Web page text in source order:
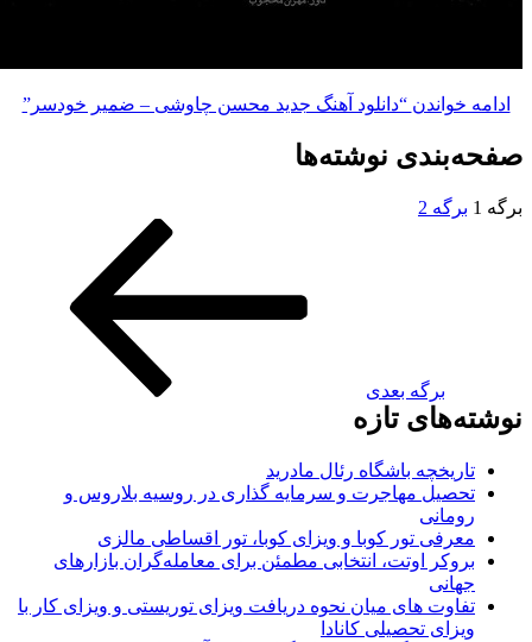
“دانلود آهنگ جدید محسن چاوشی – ضمیر خودسر”
نوشته‌ها
2
برگه بعدی
تازه
باشگاه رئال مادرید
مهاجرت و سرمایه گذاری در روسیه بلاروس و
تور کوبا و ویزای کوبا، تور اقساطی مالزی
اوتت، انتخابی مطمئن برای معامله‌گران بازارهای
های میان نحوه دریافت ویزای توریستی و ویزای کار با
تحصیلی کانادا